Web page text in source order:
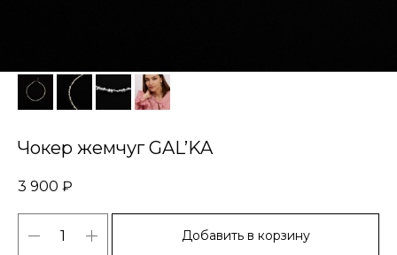
Чокер жемчуг GAL’KA
3 900 ₽
Добавить в корзину